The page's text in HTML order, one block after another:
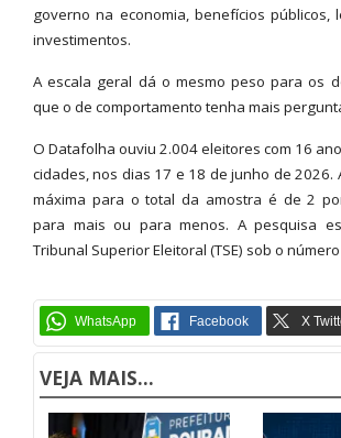
governo na economia, benefícios públicos,
investimentos.
A escala geral dá o mesmo peso para os
que o de comportamento tenha mais
O Datafolha ouviu 2.004 eleitores com 16
cidades, nos dias 17 e 18 de junho de 2026.
máxima para o total da amostra é de 2
para mais ou para menos. A pesquisa
Tribunal Superior Eleitoral (TSE) sob o
VEJA MAIS...